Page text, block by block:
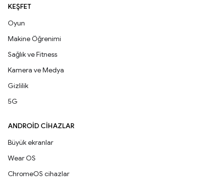
KEŞFET
Oyun
Makine Öğrenimi
Sağlık ve Fitness
Kamera ve Medya
Gizlilik
5G
ANDROID CIHAZLAR
Büyük ekranlar
Wear OS
ChromeOS cihazlar